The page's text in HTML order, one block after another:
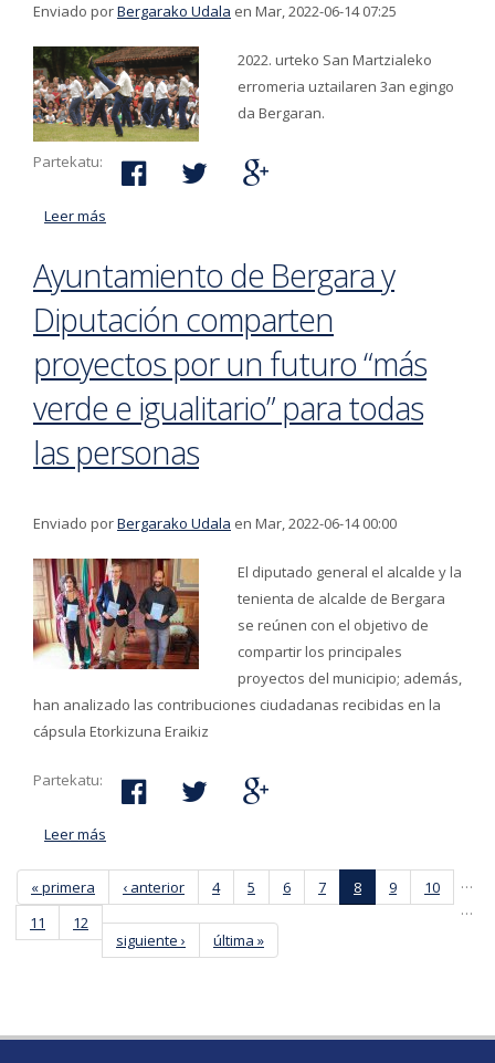
Enviado porBergarako Udala en Mar, 2022-06-14 07:25
2022. urteko San Martzialeko
erromeria uztailaren 3an egingo
da Bergaran.
Partekatu:
Leer más
alokatzeko epea
Ayuntamiento de Bergara y
Diputación comparten
proyectos por un futuro “más
verde e igualitario” para todas
las personas
Enviado porBergarako Udala en Mar, 2022-06-14 00:00
El diputado general el alcalde y la
tenienta de alcalde de Bergara
se reúnen con el objetivo de
compartir los principales
proyectos del municipio; además,
han analizado las contribuciones ciudadanas recibidas en la
cápsula Etorkizuna Eraikiz
Partekatu:
Leer más
igualitario” para todas las personas
« primera ‹ anterior …
4 5 6 7 8 9
10
11
12
…
siguiente ›
última »